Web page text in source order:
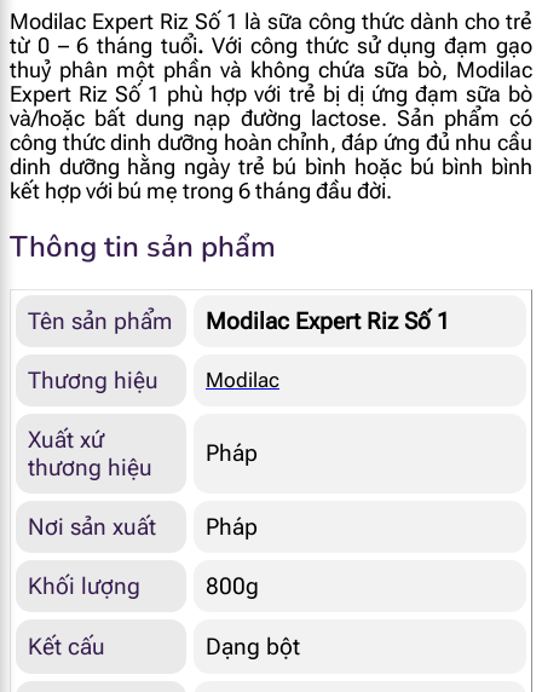
Modilac Expert Riz Số 1 là sữa công thức dành cho trẻ
từ 0 – 6 tháng tuổi.Với công thức sử dụng đạm gạo
thuỷ phân một phần và không chứa sữa bò, Modilac
Expert Riz Số 1 phù hợp với trẻ bị dị ứng đạm sữa bò
và/hoặc bất dung nạp đường lactose. Sản phẩm có
công thức dinh dưỡng hoàn chỉnh, đáp ứng đủ nhu cầu
dinh dưỡng hằng ngày trẻ bú bình hoặc bú bình bình
kết hợp với bú mẹ trong 6 tháng đầu đời.
Thông tin sản phẩm
Tên sản phẩm Modilac Expert Riz Số 1
Thương hiệu Modilac
Xuất xứ
thương hiệu
Pháp
Nơi sản xuất Pháp
Khối lượng 800g
Kết cấu Dạng bột